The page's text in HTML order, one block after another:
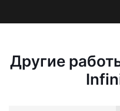
Другие